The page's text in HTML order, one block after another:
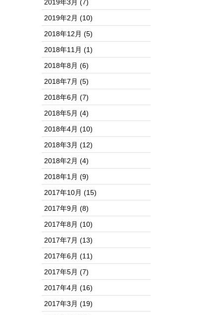
2019年3月 (7)
2019年2月 (10)
2018年12月 (5)
2018年11月 (1)
2018年8月 (6)
2018年7月 (5)
2018年6月 (7)
2018年5月 (4)
2018年4月 (10)
2018年3月 (12)
2018年2月 (4)
2018年1月 (9)
2017年10月 (15)
2017年9月 (8)
2017年8月 (10)
2017年7月 (13)
2017年6月 (11)
2017年5月 (7)
2017年4月 (16)
2017年3月 (19)